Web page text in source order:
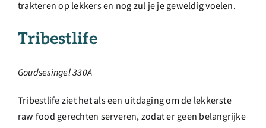
trakteren op lekkers en nog zul je je geweldig voelen.
Tribestlife
Goudsesingel 330A
Tribestlife ziet het als een uitdaging om de lekkerste
raw food gerechten serveren, zodat er geen belangrijke